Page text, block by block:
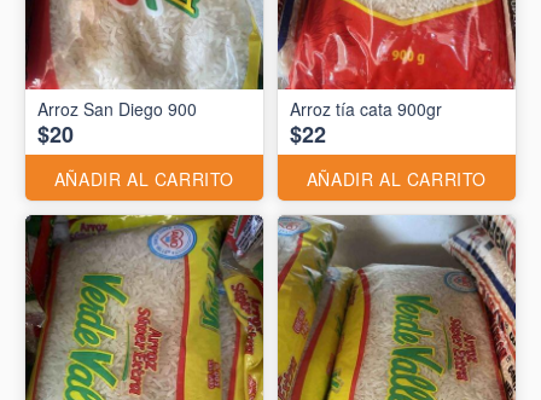
Arroz San Diego 900
$20
AÑADIR AL CARRITO
Arroz tía cata 900gr
$22
AÑADIR AL CARRITO